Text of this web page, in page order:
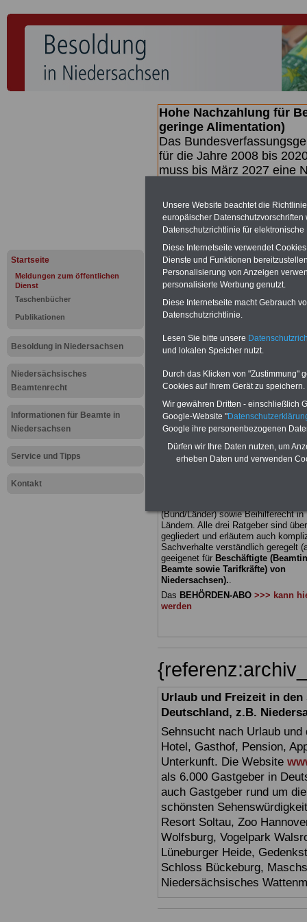
Startseite
Meldungen zum öffentlichen
Dienst
Taschenbücher
Publikationen
Besoldung in Niedersachsen
Niedersächsisches
Beamtenrecht
Informationen für Beamte in
Niedersachsen
Service und Tipps
Kontakt
Hohe Nachzahlung für
geringe Alimentation)
Das
für die Jahre 2008 bis
muss bis März 2027 eine
(Beamte &
geben (Medienberichten
mind.3.000 und 13.000
hierzu eine Broschüre
des Gesetzentwurfs der
(wahrscheinlich im
Broschüre.
Meldung
beachtet
(Bund/Länder) sowie Beihilferecht in
Ländern. Alle drei Ratgeber sind
gegliedert und erläutern auch
Sachverhalte verständlich geregelt
geeigenet für Beschäftigte
Beamte sowie Tarifkräfte) von
Niedersachsen)..
Das BEHÖRDEN-ABO >>> kann
werden
Urlaub und Freizeit in
Deutschland, z.B.
Sehnsucht nach Urlaub
Hotel, Gasthof, Pension,
Unterkunft. Die Website
als 6.000 Gastgeber in
auch Gastgeber rund um
schönsten
Resort Soltau, Zoo
Wolfsburg, Vogelpark
Lüneburger Heide,
Schloss Bückeburg,
Niedersächsisches
Unsere Website beachtet die
europäischer
Datenschutzrichtlinie für
Diese Internetseite verwendet
Dienste und Funktionen
Personalisierung von Anzeigen
personalisierte Werbung genutzt.
Diese Internetseite macht Gebrauch
Datenschutzrichtlinie.
Lesen Sie bitte unsere
und lokalen Speicher nutzt.
Durch das Klicken von "Zustimmung"
Cookies auf Ihrem Gerät zu speichern.
Wir gewähren Dritten - einschließlich
Google-Website "
Google ihre personenbezogenen
Dürfen wir Ihre Daten nutzen, um
erheben Daten und verwenden